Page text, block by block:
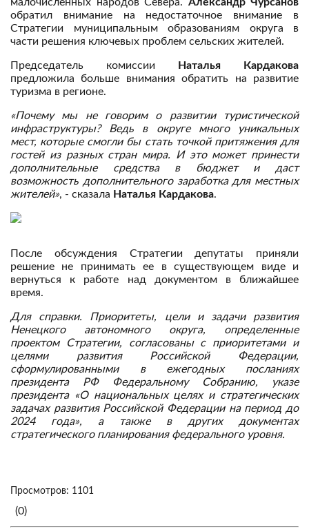
обратил внимание на недостаточное внимание в
Стратегии муниципальным образованиям округа в
части решения ключевых проблем сельских жителей.
Председатель комиссии
Наталья Кардакова
предложила больше внимания обратить на развитие
туризма в регионе.
«Почему мы не говорим о развитии туристической
инфраструктуры? Ведь в округе много уникальных
мест, которые смогли бы стать точкой притяжения для
гостей из разных стран мира. И это может принести
дополнительные средства в бюджет и даст
возможность дополнительного заработка для местных
жителей», - сказала Наталья Кардакова.
После обсуждения Стратегии депутаты приняли
решение не принимать ее в существующем виде и
вернуться к работе над документом в ближайшее
время.
Для справки. Приоритеты, цели и задачи развития
Ненецкого автономного округа, определенные
проектом Стратегии, согласованы с приоритетами и
целями развития Российской Федерации,
сформулированными в ежегодных посланиях
президента РФ Федеральному Собранию, указе
президента «О национальных целях и стратегических
задачах развития Российской Федерации на период до
2024 года», а также в других документах
стратегического планирования федерального уровня.
Просмотров: 1101
(0)